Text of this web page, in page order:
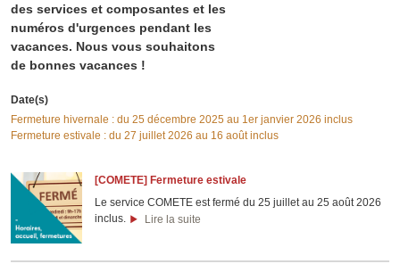
des services et composantes et les
numéros d'urgences pendant les
vacances. Nous vous souhaitons
de bonnes vacances !
Date(s)
Fermeture hivernale : du 25 décembre 2025 au 1er janvier 2026 inclus
Fermeture estivale : du 27 juillet 2026 au 16 août inclus
[COMETE] Fermeture estivale
Le service COMETE est fermé du 25 juillet au 25 août 2026
inclus.
Lire la suite